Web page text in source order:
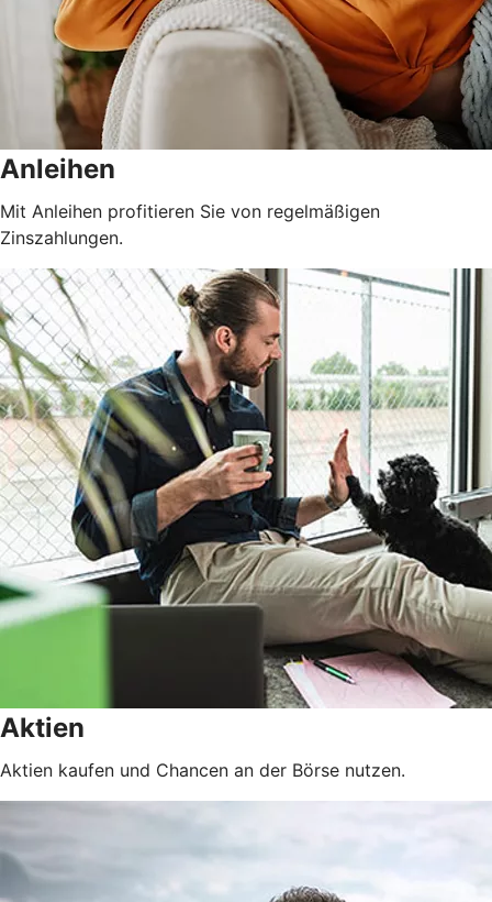
Anleihen
Mit Anleihen profitieren Sie von regelmäßigen
Zinszahlungen.
Aktien
Aktien kaufen und Chancen an der Börse nutzen.